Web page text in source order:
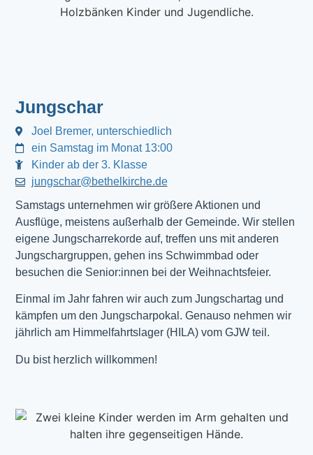
Jungschar
Joel Bremer, unterschiedlich
ein Samstag im Monat 13:00
Kinder ab der 3. Klasse
jungschar@bethelkirche.de
Samstags unternehmen wir größere Aktionen und
Ausflüge, meistens außerhalb der Gemeinde. Wir stellen
eigene Jungscharrekorde auf, treffen uns mit anderen
Jungschargruppen, gehen ins Schwimmbad oder
besuchen die Senior:innen bei der Weihnachtsfeier.
Einmal im Jahr fahren wir auch zum Jungschartag und
kämpfen um den Jungscharpokal. Genauso nehmen wir
jährlich am Himmelfahrtslager (HILA) vom GJW teil.
Du bist herzlich willkommen!